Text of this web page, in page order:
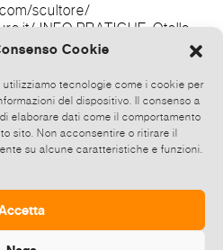
Cookie
utilizziamo tecnologie come i cookie per
del dispositivo. Il consenso a
elaborare dati come il comportamento
sito. Non acconsentire o ritirare il
su alcune caratteristiche e funzioni.
scultore/
Otello
Filacchione
2024 Opening: 10
libero Orari di visita: dal
Nei giorni dal 7 al 9 giugno
degli allievi della maestra
micro-scultura orafa in cera
opere preziose degli
e proficuo. Contatti: